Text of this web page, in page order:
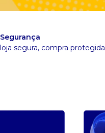
Segurança
loja segura, compra protegida